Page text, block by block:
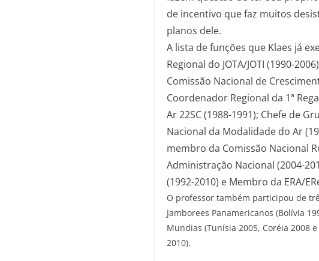
de incentivo que faz muitos
planos dele.
A lista de funções que Klaes já
Regional do JOTA/JOTI (1990-
Comissão Nacional de
Coordenador Regional da 1ª
Ar 22SC (1988-1991); Chefe de
Nacional da Modalidade do Ar
membro da Comissão Nacional
Administração Nacional (2004-
(1992-2010) e Membro da ERA/
O professor também participou de
Jamborees Panamericanos (Bolívia
Mundias (Tunísia 2005, Coréia 2008
2010).